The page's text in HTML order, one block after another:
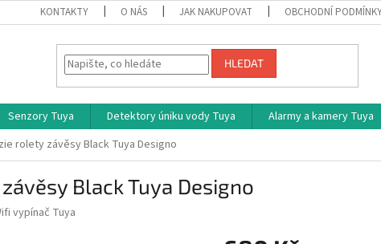
KONTAKTY O NÁS JAK NAKUPOVAT OBCHODNÍ
HLEDAT
Senzory Tuya Detektory úniku vody Tuya Alarmy a kamery Tuya
rolety závěsy Black Tuya Designo
Black Tuya Designo
vypínač Tuya